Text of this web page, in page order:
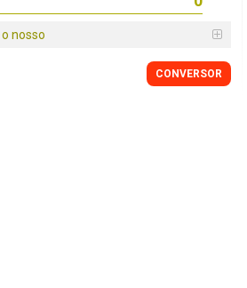
nosso
CONVERSOR